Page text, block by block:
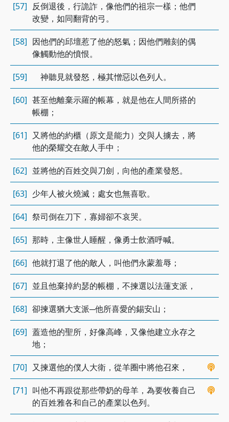
[57] 反倒退後，行詭詐，像他們的祖宗一樣；他們
改變，如同翻背的弓。
[58] 因他們的邱壇惹了他的怒氣；因他們雕刻的偶
像觸動他的憤恨。
[59] 神聽見就發怒，極其憎惡以色列人。
[60] 甚至他離棄示羅的帳幕，就是他在人間所搭的
帳棚；
[61] 又將他的約櫃（原文是能力）交與人擄去，將
他的榮耀交在敵人手中；
[62] 並將他的百姓交與刀劍，向他的產業發怒。
[63] 少年人被火燒滅；處女也無喜歌。
[64] 祭司倒在刀下，寡婦卻不哀哭。
[65] 那時，主像世人睡醒，像勇士飲酒呼喊。
[66] 他就打退了他的敵人，叫他們永蒙羞辱；
[67] 並且他棄掉約瑟的帳棚，不揀選以法蓮支派，
[68] 卻揀選猶大支派─他所喜愛的錫安山；
[69] 蓋造他的聖所，好像高峰，又像他建立永存之
地；
[70] 又揀選他的僕人大衛，從羊圈中將他召來，
[71] 叫他不再跟從那些帶奶的母羊，為要牧養自己
的百姓雅各和自己的產業以色列。